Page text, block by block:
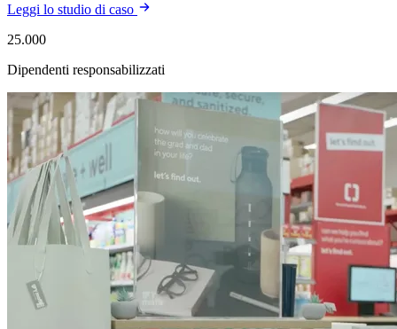
Leggi lo studio di caso
25.000
Dipendenti responsabilizzati